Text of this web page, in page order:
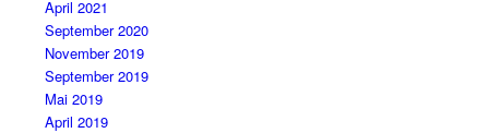
April 2021
September 2020
November 2019
September 2019
Mai 2019
April 2019